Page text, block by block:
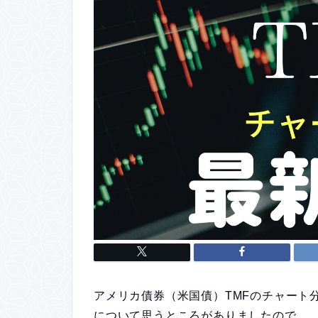
アメリカ債券（米国債）TMFのチャート
について思うところがありましたので